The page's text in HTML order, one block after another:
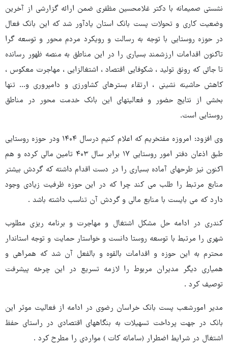
نشستی صمیمانه با دکتر غلامحسین مظفری ضمن ارائه گزارشی از آخرین
وضعیت کاری و تحولات پست بانک استان یادآور شد که این بانک فعال
در حوزه روستایی با توجه به رسالت و رویکرد مردم محور و توسعه گرا
تاکنون اقدامات ارزشمند بسیاری را در این مناطق به منصه ظهور رسانده
تا جائی که رونق تولید ، شکوفایی اقتصاد ، اشتغالزایی ، مهاجرت معکوس ،
کاهش حاشینه نشینی ، ارتقاء بسترهای کشاورزی و دامپروری و... تنها
بخشی از نتایج حضور و فعالیتهای این بانک خدمت محور در مناطق
روستایی است.
وی افزود: امروزه مفتخریم که اعلام کنیم درسال ۱۴۰۴ ودر حوزه روستایی
طبق اذعان دفتر امور روستایی ۱۷ برابر سال ۴۰۳ تامین مالی کرده و هم
اکنون نیز طرحهای آماده بسیاری را در دست اقدام داشته که گردش بیشتر
منابع مرتبط را طلب می کند چرا که در این حوزه ظرفیت زیادی وجود
دارد که می بایست با منابع مالی و گردش آن تناسب داشته باشد .
کندری در ادامه حل مشکل اشتغال و مهاجرت و برنامه ریزی مطلوب
شهری را مرتبط با توسعه روستا دانست و خواستار حمایت و توجه استاندار
محترم به این حوزه و اقدامات بالقوه و بالفعل آن شد که همراهی و
همیاری دیگر مدیران مربوط را لازمه تسریع در این چرخه پیشرفت
توصیف کرد .
مدیر امورشعب پست بانک خراسان رضوی در ادامه از فعالیت موثر این
بانک در جهت پرداخت تسهیلات به بنگاههای اقتصادی در راستای حفظ
اشتغال در شرایط اضطرار (سامانه کات ) مواردی را مطرح کرد .